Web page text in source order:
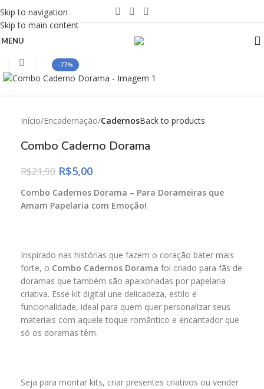
Skip to navigation
Skip to main content
MENU
-77%
Click to enlarge
Início Encadernação CadernosBack to products
Combo Caderno Dorama
R$21,90 R$5,00
Combo Cadernos Dorama – Para Dorameiras que
Amam Papelaria com Emoção!
Inspirado nas histórias que fazem o coração bater mais
forte, o Combo Cadernos Dorama foi criado para fãs de
doramas que também são apaixonadas por papelaria
criativa. Esse kit digital une delicadeza, estilo e
funcionalidade, ideal para quem quer personalizar seus
materiais com aquele toque romântico e encantador que
só os doramas têm.
Seja para montar kits, criar presentes criativos ou vender